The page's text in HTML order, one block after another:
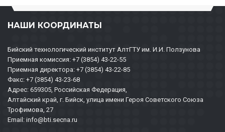
НАШИ КООРДИНАТЫ
Бийский технологический институт АлтГТУ им. И.И. Ползунова
Приемная комиссия: +7 (3854) 43-22-55
Приемная директора: +7 (3854) 43-22-85
Факс: +7 (3854) 43-23-68
Адрес: 659305, Российская Федерация,
Алтайский край, г. Бийск, улица имени Героя Советского Союза
Трофимова, 27
Email: info@bti.secna.ru